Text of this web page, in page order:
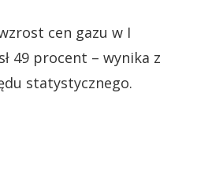
cen gazu w I
49 procent – wynika z
statystycznego.